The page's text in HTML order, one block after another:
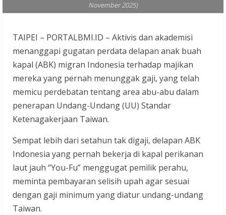
November 2025)
TAIPEI – PORTALBMI.ID – Aktivis dan akademisi
menanggapi gugatan perdata delapan anak buah
kapal (ABK) migran Indonesia terhadap majikan
mereka yang pernah menunggak gaji, yang telah
memicu perdebatan tentang area abu-abu dalam
penerapan Undang-Undang (UU) Standar
Ketenagakerjaan Taiwan.
Sempat lebih dari setahun tak digaji, delapan ABK
Indonesia yang pernah bekerja di kapal perikanan
laut jauh “You-Fu” menggugat pemilik perahu,
meminta pembayaran selisih upah agar sesuai
dengan gaji minimum yang diatur undang-undang
Taiwan.